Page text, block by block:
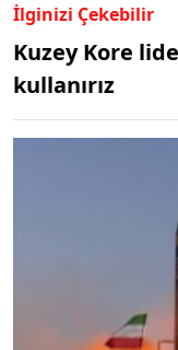
İlginizi Çekebilir
Kuzey Kore
kullanırız